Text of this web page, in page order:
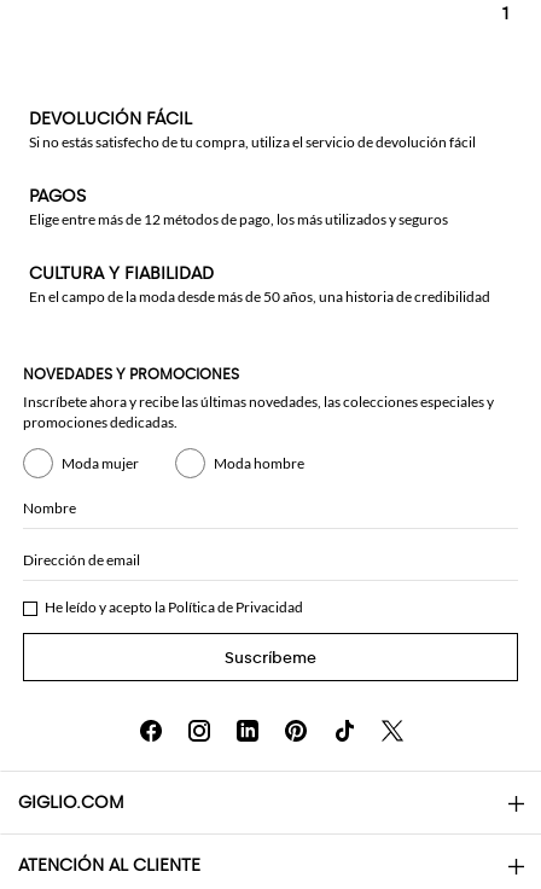
1
DEVOLUCIÓN FÁCIL
Si no estás satisfecho de tu compra, utiliza el servicio de devolución fácil
PAGOS
Elige entre más de 12 métodos de pago, los más utilizados y seguros
CULTURA Y FIABILIDAD
En el campo de la moda desde más de 50 años, una historia de credibilidad
NOVEDADES Y PROMOCIONES
Inscríbete ahora y recibe las últimas novedades, las colecciones especiales y
promociones dedicadas.
Moda mujer Moda hombre
Nombre
Dirección de email
He leído y acepto la Política de Privacidad
Suscríbeme
GIGLIO.COM
About
ATENCIÓN AL CLIENTE